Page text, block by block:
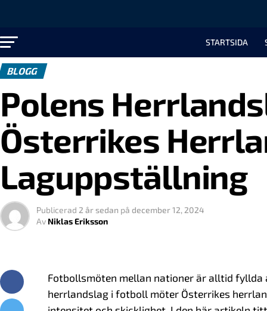
STARTSIDA
BLOGG
Polens
Österrikes
Laguppställning
Publicerad 2 år sedan på december 12, 2024
Av Niklas Eriksson
Fotbollsmöten mellan nationer är alltid fyllda
herrlandslag i fotboll möter Österrikes